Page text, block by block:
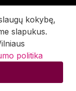
kokybę,
slapukus.
politika